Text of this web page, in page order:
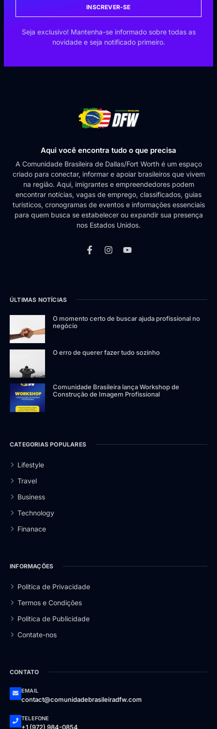
INSCREVER-SE
Seja exclusivo! Mantenha-se informado sobre todas as
novidade e seja notificado primeiro.
Aqui você encontra tudo o que precisa
A Comunidade Brasileira de Dallas/Fort Worth é um espaço
criado para conectar, informar e apoiar brasileiros que vivem
na região. Aqui, imigrantes e empreendedores podem
encontrar notícias, vagas de emprego, classificados, guias
turísticos, cronogramas de eventos e informações essenciais
para quem busca se estabelecer ou expandir sua presença
nos Estados Unidos.
ÚLTIMAS NOTÍCIAS
O momento certo de buscar ajuda profissional no
negócio
O erro de querer fazer tudo sozinho
Comunidade Brasileira lança Workshop de
Construção de Imagem Profissional
CATEGORIAS POPULARES
Lifestyle
Travel
Business
Technology
Finanace
INFORMAÇÕES
Politica de Privacidade
Termos e Condições
Politica de Publicidade
Contate-nos
CONTATO
EMAIL
contact@comunidadebrasileiradfw.com
TELEFONE
+1 (972) 984-0854